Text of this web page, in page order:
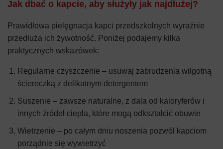
Jak dbać o kapcie, aby służyły jak najdłużej?
Prawidłowa pielęgnacja kapci przedszkolnych wyraźnie
przedłuża ich żywotność. Poniżej podajemy kilka
praktycznych wskazówek:
Regularne czyszczenie – usuwaj zabrudzenia wilgotną
ściereczką z delikatnym detergentem
Suszenie – zawsze naturalne, z dala od kaloryferów i
innych źródeł ciepła, które mogą odkształcić obuwie
Wietrzenie – po całym dniu noszenia pozwól kapciom
porządnie się wywietrzyć